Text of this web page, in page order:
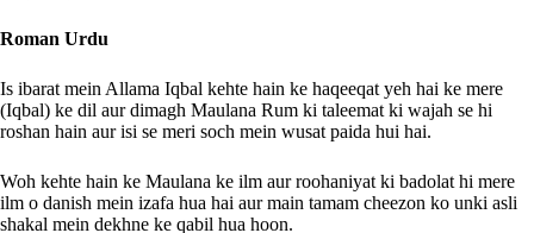
Roman Urdu
Is ibarat mein Allama Iqbal kehte hain ke haqeeqat yeh hai ke mere
(Iqbal) ke dil aur dimagh Maulana Rum ki taleemat ki wajah se hi
roshan hain aur isi se meri soch mein wusat paida hui hai.
Woh kehte hain ke Maulana ke ilm aur roohaniyat ki badolat hi mere
ilm o danish mein izafa hua hai aur main tamam cheezon ko unki asli
shakal mein dekhne ke qabil hua hoon.